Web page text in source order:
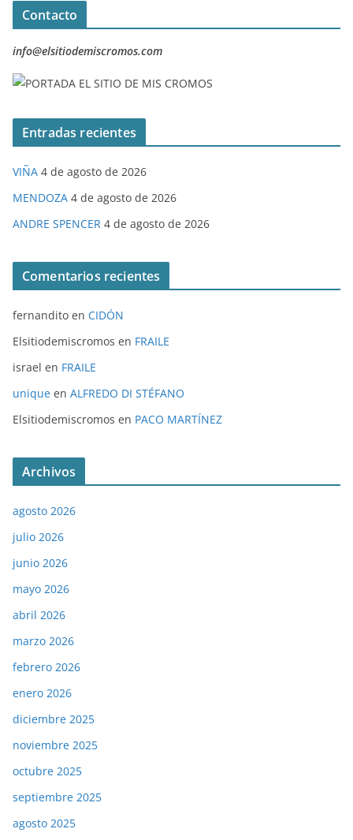
Contacto
info@elsitiodemiscromos.com
Entradas recientes
VIÑA 4 de agosto de 2026
MENDOZA 4 de agosto de 2026
ANDRE SPENCER 4 de agosto de 2026
Comentarios recientes
fernandito en CIDÓN
Elsitiodemiscromos en FRAILE
israel en FRAILE
unique en ALFREDO DI STÉFANO
Elsitiodemiscromos en PACO MARTÍNEZ
Archivos
agosto 2026
julio 2026
junio 2026
mayo 2026
abril 2026
marzo 2026
febrero 2026
enero 2026
diciembre 2025
noviembre 2025
octubre 2025
septiembre 2025
agosto 2025